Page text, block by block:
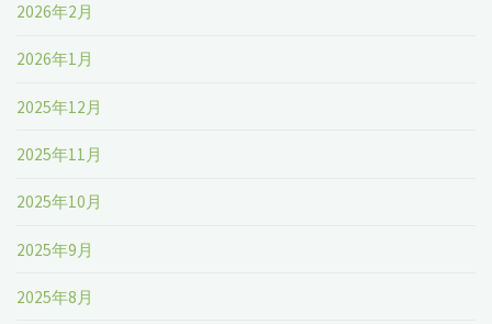
2026年2月
2026年1月
2025年12月
2025年11月
2025年10月
2025年9月
2025年8月